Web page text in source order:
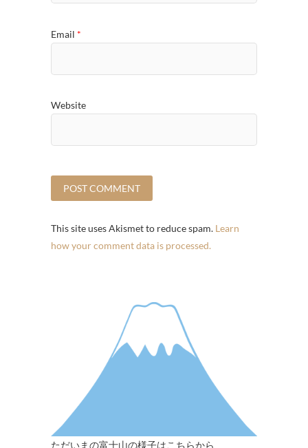
Email *
Website
This site uses Akismet to reduce spam. Learn
how your comment data is processed.
ただいまの富士山の様子はこちらから